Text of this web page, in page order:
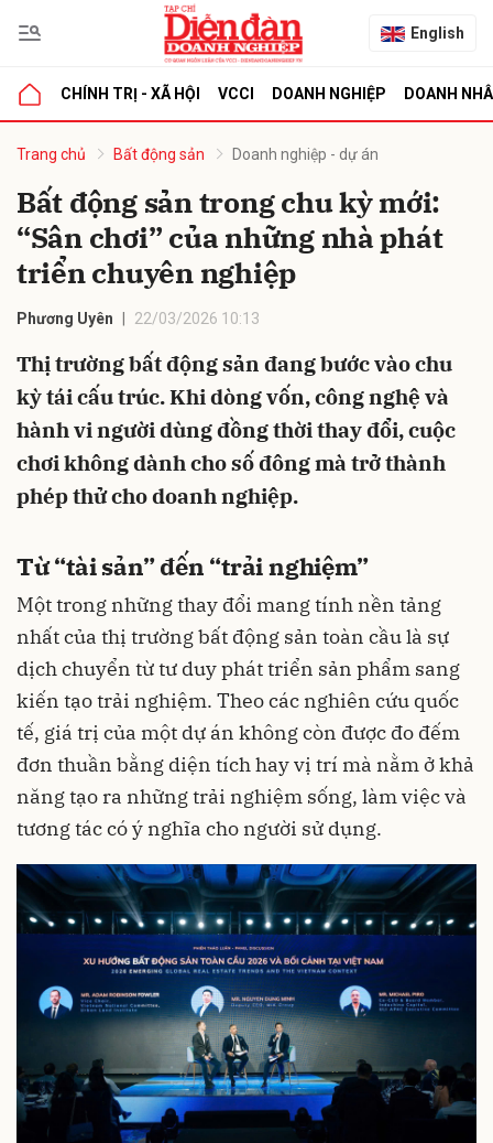
English
CHÍNH TRỊ - XÃ HỘI VCCI DOANH NGHIỆP DOANH
Trang chủ Bất động sản Doanh nghiệp - dự án
Bất động sản trong chu kỳ mới:
“Sân chơi” của những nhà phát
triển chuyên nghiệp
Phương Uyên 22/03/2026 10:13
Thị trường bất động sản đang bước vào chu
kỳ tái cấu trúc. Khi dòng vốn, công nghệ và
hành vi người dùng đồng thời thay đổi, cuộc
chơi không dành cho số đông mà trở thành
phép thử cho doanh nghiệp.
Từ “tài sản” đến “trải nghiệm”
Một trong những thay đổi mang tính nền tảng
nhất của thị trường bất động sản toàn cầu là sự
dịch chuyển từ tư duy phát triển sản phẩm sang
kiến tạo trải nghiệm. Theo các nghiên cứu quốc
tế, giá trị của một dự án không còn được đo đếm
đơn thuần bằng diện tích hay vị trí mà nằm ở khả
năng tạo ra những trải nghiệm sống, làm việc và
tương tác có ý nghĩa cho người sử dụng.
luận
Hủy